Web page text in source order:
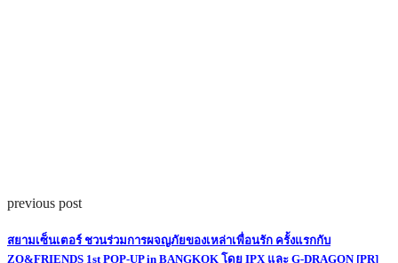
previous post
สยามเซ็นเตอร์ ชวนร่วมการผจญภัยของเหล่าเพื่อนรัก ครั้งแรกกับ
ZO&FRIENDS 1st POP-UP in BANGKOK โดย IPX และ G-DRAGON [PR]